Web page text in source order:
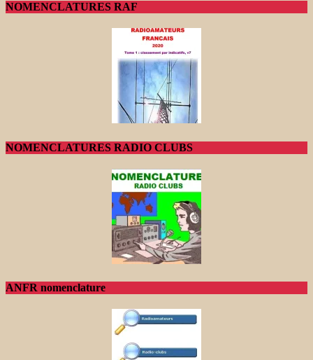
NOMENCLATURES RAF
NOMENCLATURES RADIO CLUBS
ANFR nomenclature